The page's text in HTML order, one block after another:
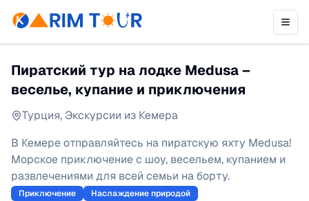
Пиратский тур на лодке Medusa –
веселье, купание и приключения
Турция,Экскурсии из Кемера
В Кемере отправляйтесь на пиратскую яхту Medusa!
Морское приключение с шоу, весельем, купанием и
развлечениями для всей семьи на борту.
Приключение
Наслаждение природой